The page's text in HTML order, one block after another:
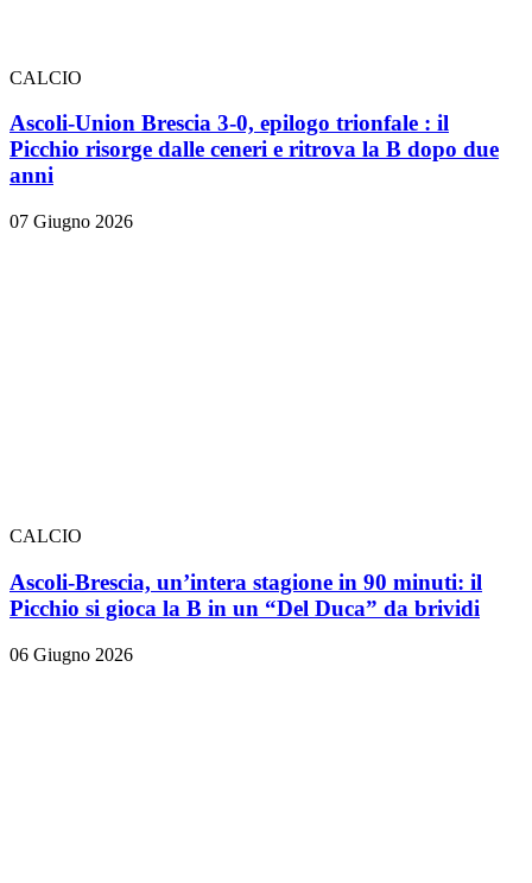
CALCIO
Ascoli-Union Brescia 3-0, epilogo trionfale : il
Picchio risorge dalle ceneri e ritrova la B dopo due
anni
07 Giugno 2026
CALCIO
Ascoli-Brescia, un’intera stagione in 90 minuti: il
Picchio si gioca la B in un “Del Duca” da brividi
06 Giugno 2026